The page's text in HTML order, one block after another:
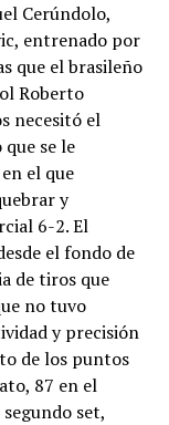
Cerúndolo,
entrenado por
que el brasileño
Roberto
necesitó el
se le
el que
y
6-2. El
el fondo de
de tiros que
no tuvo
y precisión
de los puntos
87 en el
set,